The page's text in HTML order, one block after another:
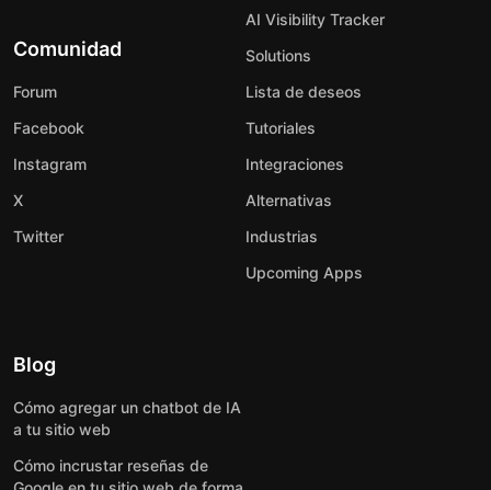
Comunidad
Forum
Facebook
Instagram
X
Twitter
AI Visibility Tracker
Solutions
Lista de deseos
Tutoriales
Integraciones
Alternativas
Industrias
Upcoming Apps
Blog
Cómo agregar un chatbot de IA
a tu sitio web
Cómo incrustar reseñas de